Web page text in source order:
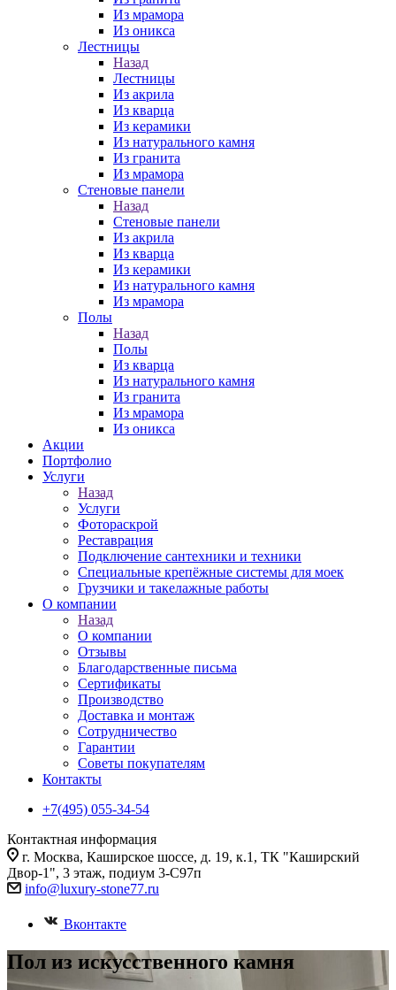
Из мрамора
Из оникса
Лестницы
Назад
Лестницы
Из акрила
Из кварца
Из керамики
Из натурального камня
Из гранита
Из мрамора
Стеновые панели
Назад
Стеновые панели
Из акрила
Из кварца
Из керамики
Из натурального камня
Из мрамора
Полы
Назад
Полы
Из кварца
Из натурального камня
Из гранита
Из мрамора
Из оникса
Акции
Портфолио
Услуги
Назад
Услуги
Фотораскрой
Реставрация
Подключение сантехники и техники
Специальные крепёжные системы для моек
Грузчики и такелажные работы
О компании
Назад
О компании
Отзывы
Благодарственные письма
Сертификаты
Производство
Доставка и монтаж
Сотрудничество
Гарантии
Советы покупателям
Контакты
+7(495) 055-34-54
Контактная информация
г. Москва, Каширское шоссе, д. 19, к.1, ТК "Каширский
Двор-1", 3 этаж, подиум 3-С97п
info@luxury-stone77.ru
Вконтакте
Пол из искусственного камня